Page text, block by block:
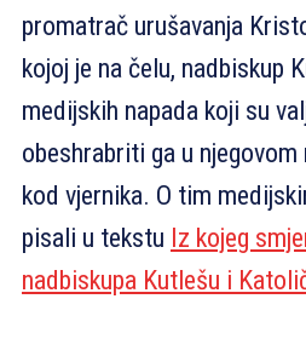
promatrač urušavanja
kojoj je na čelu, nadbiskup
medijskih napada koji su
obeshrabriti ga u
kod vjernika. O tim
pisali u tekstu Iz kojeg
nadbiskupa Kutlešu i